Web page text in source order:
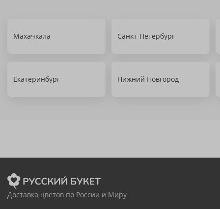
Махачкала Санкт-Петербург
Екатеринбург Нижний Новгород
Доставка цветов по России и Миру